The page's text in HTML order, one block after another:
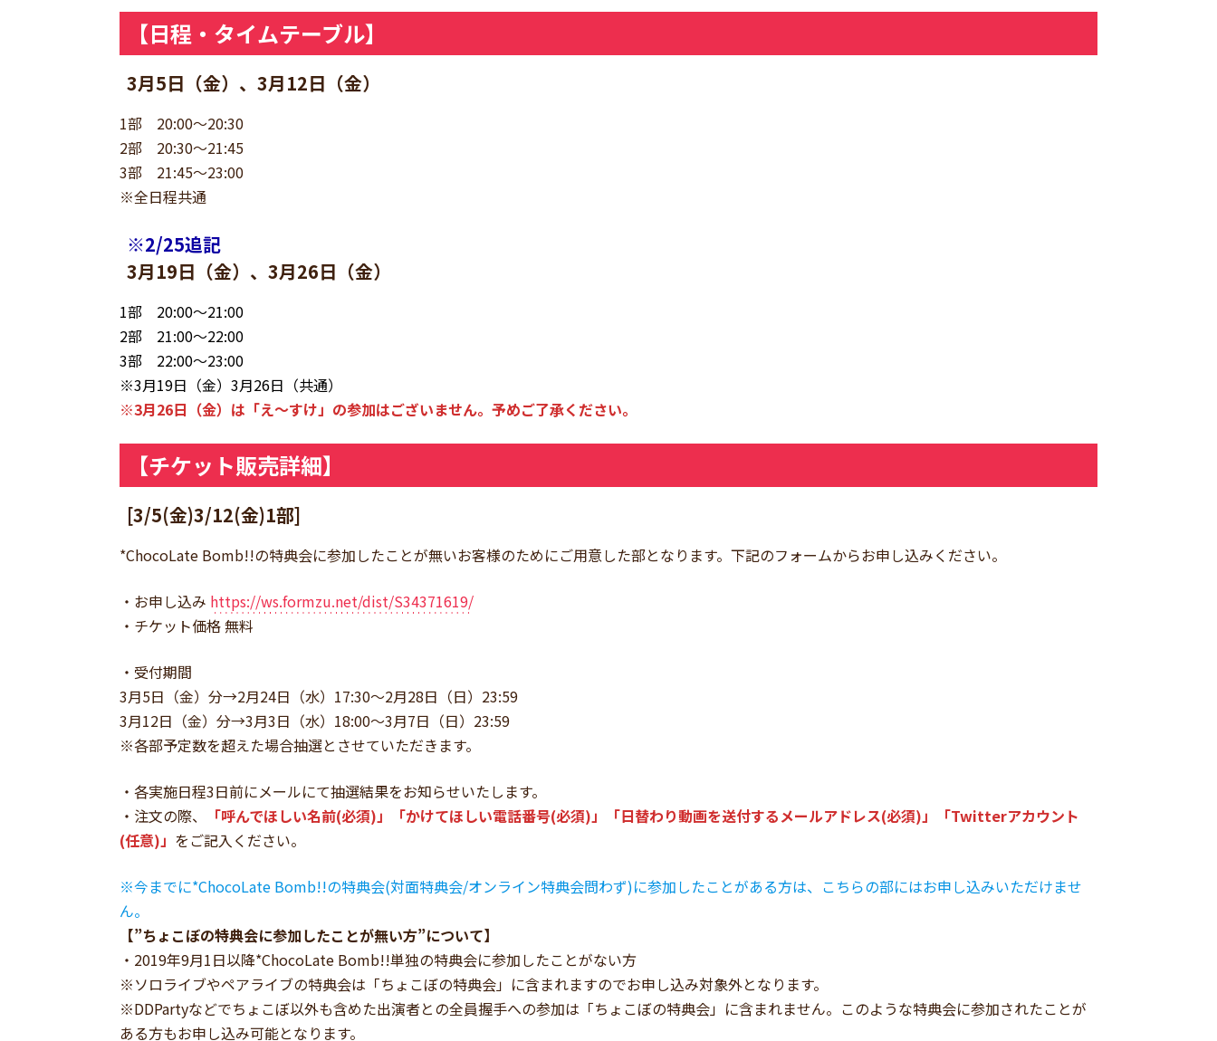
【日程・タイムテーブル】
3月5日（金）、3月12日（金）
1部 20:00～20:30
2部 20:30～21:45
3部 21:45～23:00
※全日程共通
※2/25追記
3月19日（金）、3月26日（金）
1部 20:00～21:00
2部 21:00～22:00
3部 22:00～23:00
※3月19日（金）3月26日（共通）
※3月26日（金）は「え～すけ」の参加はございません。予めご了承ください。
【チケット販売詳細】
[3/5(金)3/12(金)1部]
*ChocoLate Bomb!!の特典会に参加したことが無いお客様のためにご用意した部となります。下記のフォームからお申し込みください。
・お申し込み https://ws.formzu.net/dist/S34371619/
・チケット価格 無料
・受付期間
3月5日（金）分→2月24日（水）17:30～2月28日（日）23:59
3月12日（金）分→3月3日（水）18:00～3月7日（日）23:59
※各部予定数を超えた場合抽選とさせていただきます。
・各実施日程3日前にメールにて抽選結果をお知らせいたします。
・注文の際、
「呼んでほしい名前(必須)」「かけてほしい電話番号(必須)」「日替わり動画を送付するメールアドレス(必須)」「Twitterアカウント
(任意)」 をご記入ください。
※今までに*ChocoLate Bomb!!の特典会(対面特典会/オンライン特典会問わず)に参加したことがある方は、こちらの部にはお申し込みいただけませ
ん。
【”ちょこぼの特典会に参加したことが無い方”について】
・2019年9月1日以降*ChocoLate Bomb!!単独の特典会に参加したことがない方
※ソロライブやペアライブの特典会は「ちょこぼの特典会」に含まれますのでお申し込み対象外となります。
※DDPartyなどでちょこぼ以外も含めた出演者との全員握手への参加は「ちょこぼの特典会」に含まれません。このような特典会に参加されたことが
ある方もお申し込み可能となります。